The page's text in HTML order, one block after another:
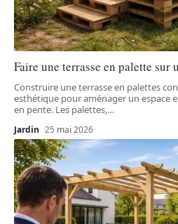
Faire une terrasse en palette sur
Construire une terrasse en palettes
esthétique pour aménager un espace
en pente. Les palettes,…
Jardin 25 mai 2026